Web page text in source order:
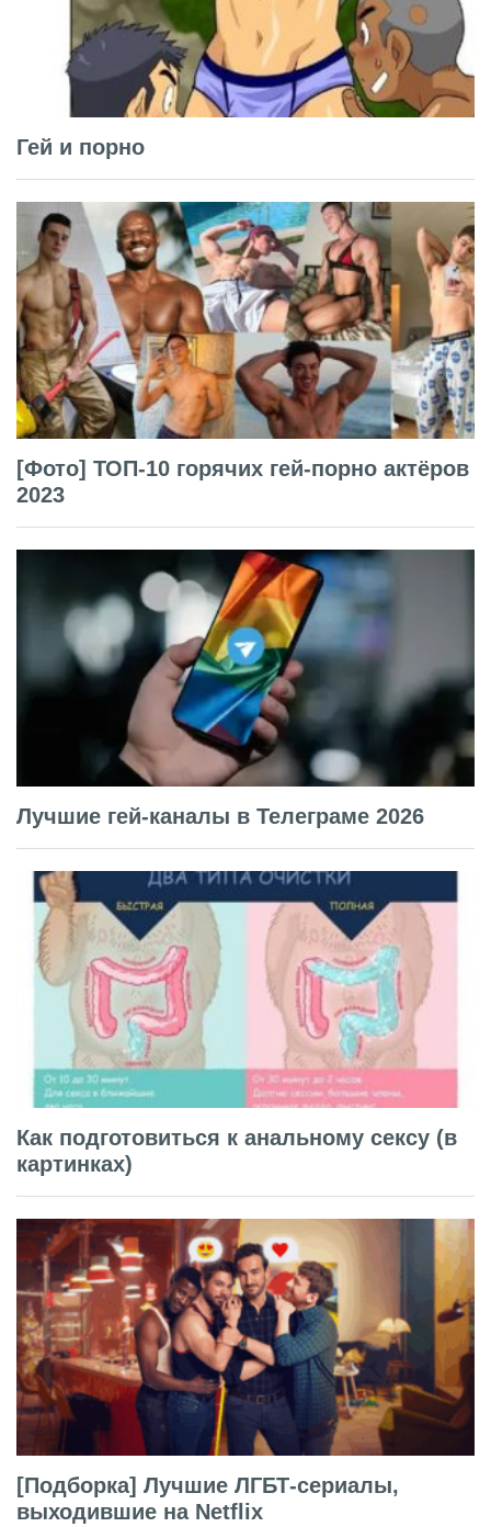
Гей и порно
[Фото] ТОП-10 горячих гей-порно актёров
2023
Лучшие гей-каналы в Телеграме 2026
Как подготовиться к анальному сексу (в
картинках)
[Подборка] Лучшие ЛГБТ-сериалы,
выходившие на Netflix